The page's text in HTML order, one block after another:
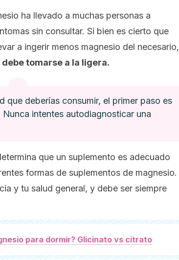
ha llevado a muchas personas a
sin consultar. Si bien es cierto que
a ingerir menos magnesio del necesario,
tomarse a la ligera.
que deberías consumir, el primer paso es
intentes autodiagnosticar una
que un suplemento es adecuado
formas de suplementos de magnesio.
y tu salud general, y debe ser siempre
para dormir? Glicinato vs citrato